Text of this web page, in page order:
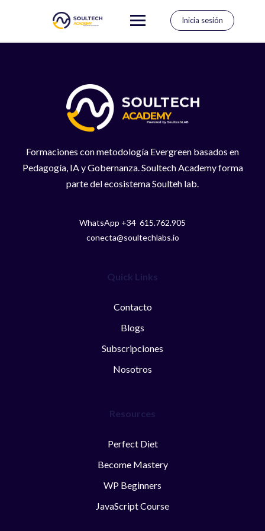
Inicia sesión
Formaciones con metodología Evergreen basados en
Pedagogía, IA y Gobernanza. Soultech Academy forma
parte del ecosistema Soulteh lab.
WhatsApp +34 615.762.905
conecta@soultechlabs.io
Quick Links
Contacto
Blogs
Subscripciones
Nosotros
Resources
Perfect Diet
Become Mastery
WP Beginners
JavaScript Course